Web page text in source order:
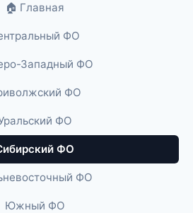
🏠 Главная
ФО
Западный ФО
ФО
ФО
ФО
ФО
Южный ФО